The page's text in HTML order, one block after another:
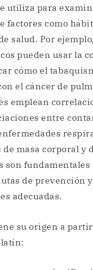
utiliza para
factores como
salud. Por
pueden usar la
cómo el
el cáncer de
emplean
entre
masa corporal y
son fundamentales
de prevención
adecuadas.
su origen a partir